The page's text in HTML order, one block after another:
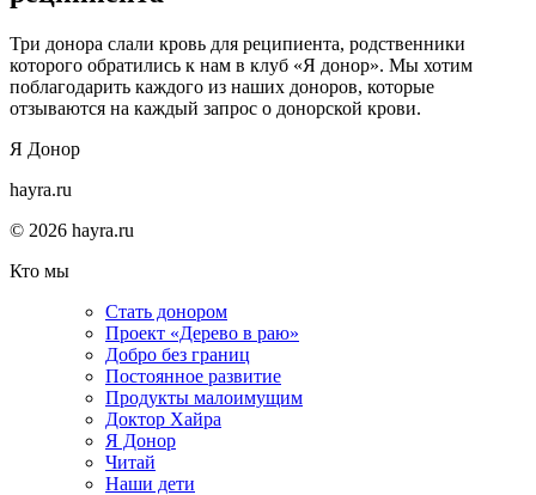
Три донора слали кровь для реципиента, родственники
которого обратились к нам в клуб «Я донор». Мы хотим
поблагодарить каждого из наших доноров, которые
отзываются на каждый запрос о донорской крови.
Я Донор
hayra.ru
© 2026 hayra.ru
Кто мы
Стать донором
Проект «Дерево в раю»
Добро без границ
Постоянное развитие
Продукты малоимущим
Доктор Хайра
Я Донор
Читай
Наши дети